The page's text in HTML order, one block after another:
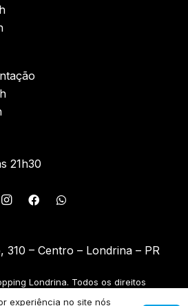
21h30
310 – Centro – Londrina – PR
Londrina. Todos os direitos
reservados.
experiência no site nós